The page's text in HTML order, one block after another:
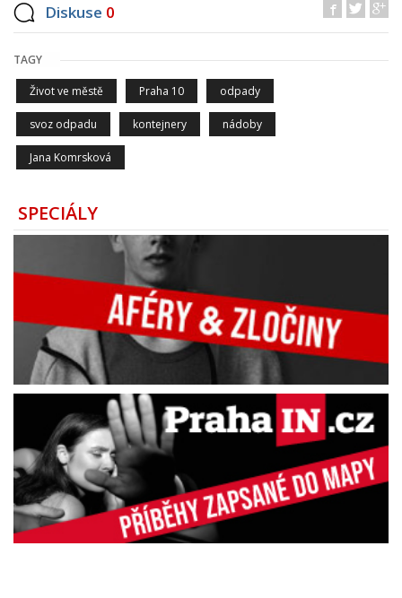
Diskuse 0
TAGY
Život ve městě Praha 10 odpady
svoz odpadu kontejnery nádoby
Jana Komrsková
SPECIÁLY